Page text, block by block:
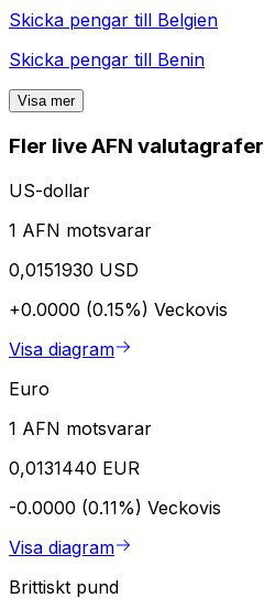
Skicka pengar till Belgien
Skicka pengar till Benin
Visa mer
Fler live AFN valutagrafer
US-dollar
1 AFN motsvarar
0,0151930 USD
+0.0000 (0.15%) Veckovis
Visa diagram
Euro
1 AFN motsvarar
0,0131440 EUR
-0.0000 (0.11%) Veckovis
Visa diagram
Brittiskt pund